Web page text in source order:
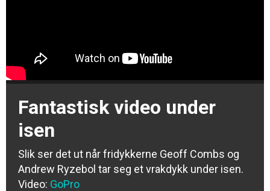
Fantastisk video under
isen
Slik ser det ut når fridykkerne Geoff Combs og
Andrew Ryzebol tar seg et vrakdykk under isen.
Video: GoPro